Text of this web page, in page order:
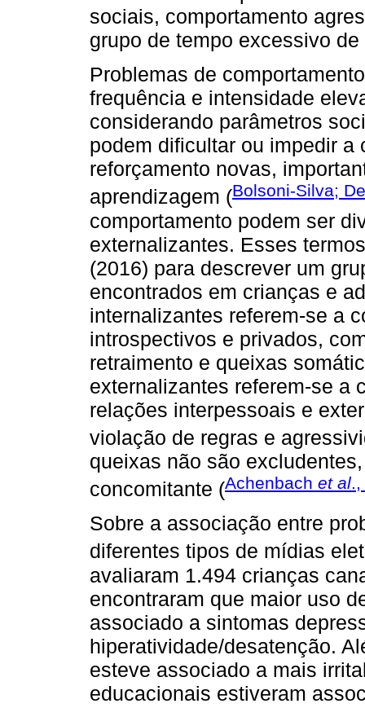
sociais, comportamento
grupo de tempo excessivo
Problemas de
frequência e intensidade
considerando parâmetros
podem dificultar ou impedir
reforçamento novas,
aprendizagem (Bolsoni-Silva;
comportamento podem ser
externalizantes. Esses
(2016) para descrever um
encontrados em crianças e
internalizantes referem-se a
introspectivos e privados,
retraimento e queixas
externalizantes referem-se a
relações interpessoais e
violação de regras e
queixas não são
concomitante (Achenbach et al
Sobre a associação entre
diferentes tipos de mídias
avaliaram 1.494 crianças
encontraram que maior uso
associado a sintomas
hiperatividade/desatenção.
esteve associado a mais
educacionais estiveram